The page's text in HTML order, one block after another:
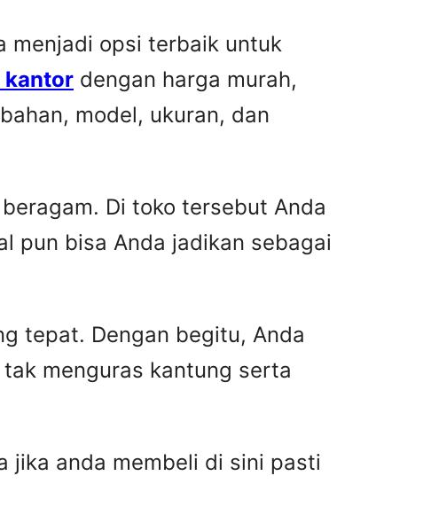
menjadi opsi terbaik untuk
kantor dengan harga murah,
model, ukuran, dan
Di toko tersebut Anda
pun bisa Anda jadikan sebagai
tepat. Dengan begitu, Anda
menguras kantung serta
jika anda membeli di sini pasti